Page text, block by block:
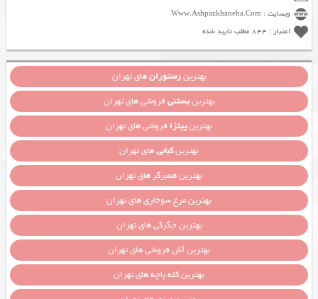
وبسایت : Www.Ashpazkhaneha.Com
اعتبار : 844 مطلب تایید شده
بهترینرستورانهای تهران
بهترینبستنی فروشی های تهران
بهترینپیتزا فروشی های تهران
بهترینکبابیهای تهران
بهترین همبرگر های تهران
بهترین مرغ سوخاری های تهران
بهترین جگرکی های تهران
بهترین آش فروشی های تهران
بهترین کله پاچه های تهران